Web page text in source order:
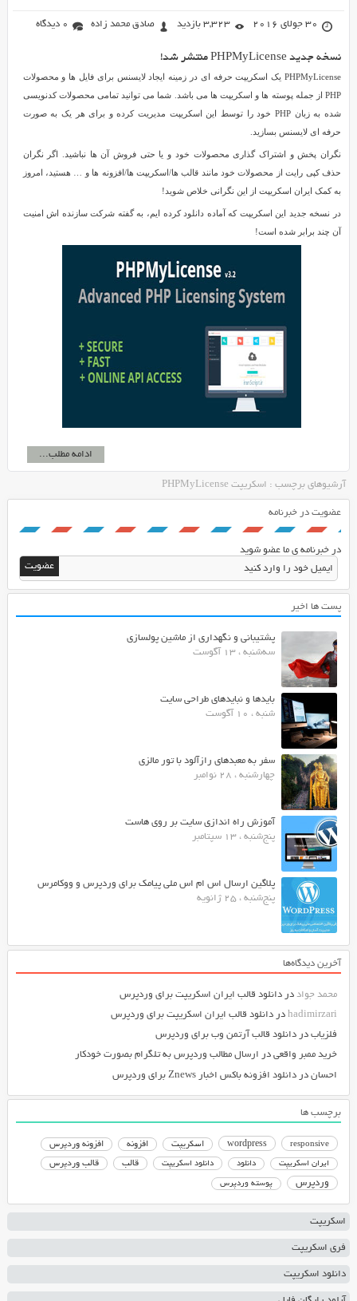
30 جولای 2016 3,323 بازدید صادق محمد زاده 0 دیدگاه
نسخه جدید PHPMyLicense منتشر شد!
PHPMyLicense یک اسکریپت حرفه ای در زمینه ایجاد لایسنس برای فایل ها و محصولات
PHP از جمله پوسته ها و اسکریپت ها می باشد. شما می توانید تمامی محصولات کدنویسی
شده به زبان PHP خود را توسط این اسکریپت مدیریت کرده و برای هر یک به صورت
حرفه ای لایسنس بسازید.
نگران پخش و اشتراک گذاری محصولات خود و یا حتی فروش آن ها نباشید. اگر نگران
حذف کپی رایت از محصولات خود مانند قالب ها/اسکریپت ها/افزونه ها و … هستید، امروز
به کمک ایران اسکریپت از این نگرانی خلاص شوید!
در نسخه جدید این اسکریپت که آماده دانلود کرده ایم، به گفته شرکت سازنده اش امنیت
آن چند برابر شده است!
ادامه مطلب...
آرشیوهای برچسب : اسکریپت PHPMyLicense
عضویت در خبرنامه
در خبرنامه ی ما عضو شوید
پست ها اخیر
پشتیبانی و نگهداری از ماشین پولسازی
سه‌شنبه ، 13 آگوست
بایدها و نبایدهای طراحی سایت
شنبه ، 10 آگوست
سفر به معبدهای رازآلود با تور مالزی
چهارشنبه ، 28 نوامبر
آموزش راه اندازی سایت بر روی هاست
پنج‌شنبه ، 13 سپتامبر
پلاگین ارسال اس ام اس ملی پیامک برای وردپرس و ووکامرس
پنج‌شنبه ، 25 ژانویه
آخرین دیدگاه‌ها
محمد جواددر دانلود قالب ایران اسکریپت برای وردپرس
hadimirzariدر دانلود قالب ایران اسکریپت برای وردپرس
فلزیابدر دانلود قالب آرتمن وب برای وردپرس
خرید ممبر واقعیدر ارسال مطالب وردپرس به تلگرام بصورت خودکار
احساندر دانلود افزونه باکس اخبار Znews برای وردپرس
برچسب ها
responsive
wordpress اسکریپت افزونه افزونه وردپرس
ایران اسکریپت دانلود دانلود اسکریپت قالب قالب وردپرس
وردپرس پوسته وردپرس
اسکریپت
فری اسکریپت
دانلود اسکریپت